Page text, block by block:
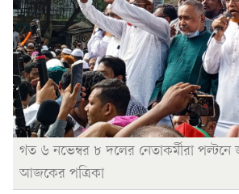
গত ৬ নভেম্বর ৮ দলের নেতাকর্মীরা
আজকের পত্রিকা